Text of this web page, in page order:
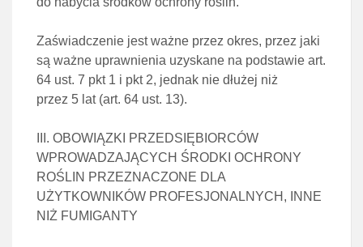
Zaświadczenie jest ważne przez okres, przez jaki
są ważne uprawnienia uzyskane na podstawie art.
64 ust. 7 pkt 1 i pkt 2, jednak nie dłużej niż
przez 5 lat (art. 64 ust. 13).
III. OBOWIĄZKI PRZEDSIĘBIORCÓW
WPROWADZAJĄCYCH ŚRODKI OCHRONY
ROŚLIN PRZEZNACZONE DLA
UŻYTKOWNIKÓW PROFESJONALNYCH, INNE
NIŻ FUMIGANTY